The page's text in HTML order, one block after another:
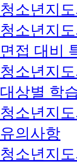
청소년지
청소년지
면접 대비
청소년지
대상별 학
청소년지
유의사항
청소년지